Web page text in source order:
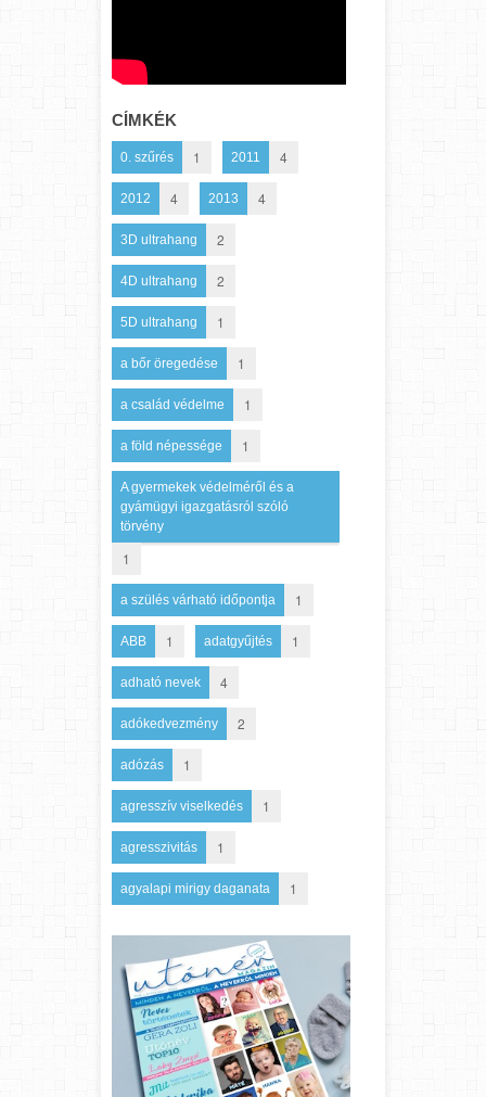
CÍMKÉK
0. szűrés 1 2011 4
2012 4 2013 4
3D ultrahang 2
4D ultrahang 2
5D ultrahang 1
a bőr öregedése 1
a család védelme 1
a föld népessége 1
A gyermekek védelméről és a
gyámügyi igazgatásról szóló
törvény
1
a szülés várható időpontja 1
ABB 1 adatgyűjtés 1
adható nevek 4
adókedvezmény 2
adózás 1
agresszív viselkedés 1
agresszivitás 1
agyalapi mirigy daganata 1